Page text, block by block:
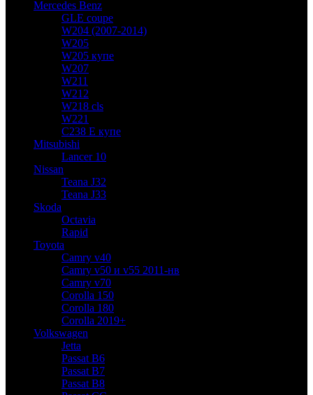
Mercedes Benz
GLE coupe
W204 (2007-2014)
W205
W205 купе
W207
W211
W212
W218 cls
W221
C238 E купе
Mitsubishi
Lancer 10
Nissan
Teana J32
Teana J33
Skoda
Octavia
Rapid
Toyota
Camry v40
Camry v50 и v55 2011-нв
Camry v70
Corolla 150
Corolla 180
Corolla 2019+
Volkswagen
Jetta
Passat B6
Passat B7
Passat B8